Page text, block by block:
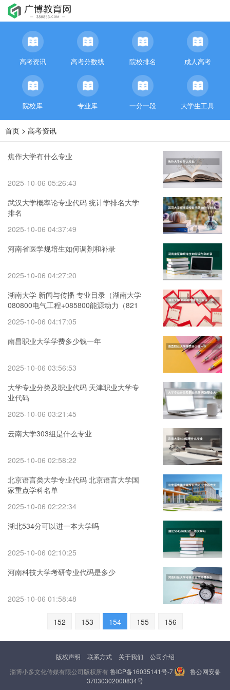
高考资讯 高考分数线 院校排名 成人高考
院校库 专业库 一分一段 大学生工具
首页 > 高考资讯
焦作大学有什么专业
2025-10-06 05:26:43
武汉大学概率论专业代码 统计学排名大学
排名
2025-10-06 04:37:49
河南省医学规培生如何调剂和补录
2025-10-06 04:27:20
湖南大学 新闻与传播 专业目录（湖南大学
080800电气工程+085800能源动力（821
2025-10-06 04:17:05
南昌职业大学学费多少钱一年
2025-10-06 03:56:53
大学专业分类及职业代码 天津职业大学专
业代码
2025-10-06 03:21:45
云南大学303组是什么专业
2025-10-06 02:58:22
北京语言类大学专业代码 北京语言大学国
家重点学科名单
2025-10-06 02:22:34
湖北534分可以进一本大学吗
2025-10-06 02:10:25
河南科技大学考研专业代码是多少
2025-10-06 01:58:48
152 153 154 155 156
版权声明 联系方式 关于我们
公司介绍
淄博小多文化传媒有限公司版权所有鲁ICP备16035141号-7
鲁公网安备
37030302000834号